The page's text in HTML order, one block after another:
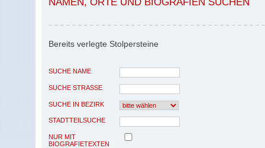
Bereits verlegte Stolpersteine
SUCHE NAME
SUCHE STRASSE
SUCHE IN BEZIRK
STADTTEILSUCHE
NUR MIT
BIOGRAFIETEXTEN